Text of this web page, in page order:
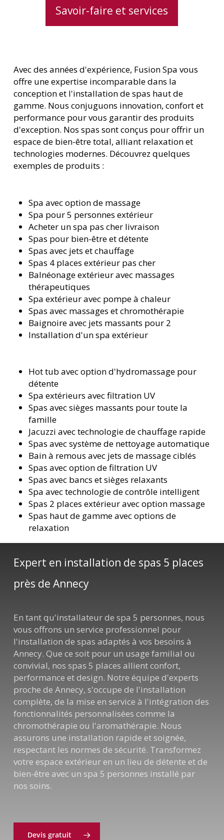
Savoir-faire et services
Avec des années d'expérience, Fusion Spa vous
offre une expertise incomparable dans la
conception et l'installation de spas haut de
gamme. Nous conjuguons innovation, confort et
performance pour vous garantir des produits
d'exception. Nos spas sont conçus pour offrir un
espace de bien-être total, alliant relaxation et
technologies modernes. Découvrez quelques
exemples de produits :
Spa avec option de massage
Spa pour 5 personnes extérieur
Acheter un spa pas cher livraison
Spas pour bien-être et détente
Spas avec jets et chauffage
Spas 4 places extérieur pas cher
Balnéonage extérieur avec massages
thérapeutiques
Spa extérieur avec pompe à chaleur
Spas avec massages et chromothérapie
Baignoire avec jets massants pour 2
Installation d'un spa extérieur
Hot tub avec option d'hydromassage pour
détente
Spa extérieurs avec filtration UV
Spas avec sièges massants pour toute la
famille
Jacuzzi avec technologie de chauffage rapide
Spas avec système de nettoyage automatique
Bain à remous avec jets de massage ciblés
Spas avec option de filtration UV
Spas avec bancs et sièges relaxants
Spa avec technologie de contrôle intelligent
Spas 2 places extérieur avec option massage
Spas haut de gamme avec options de
relaxation
Expert en installation de spas 5 places
près de Annecy
En tant qu'installateur de spa 5 personnes, nous
vous offrons un service professionnel pour
l'installation de spas adaptés à vos besoins à
Annecy. Que ce soit pour un usage familial ou
convivial, nos spas 5 places allient confort,
performance et design. Notre équipe d'experts
proche de Annecy, s'occupe de l'installation
complète, de la mise en service à l'intégration des
fonctionnalités personnalisées comme la
chromothérapie ou l'aromathérapie. Nous
assurons une installation rapide et soignée,
respectant les normes de sécurité. Transformez
votre espace extérieur en un lieu de détente et de
bien-être avec un spa 5 personnes installé par
nos soins.
Devis gratuit